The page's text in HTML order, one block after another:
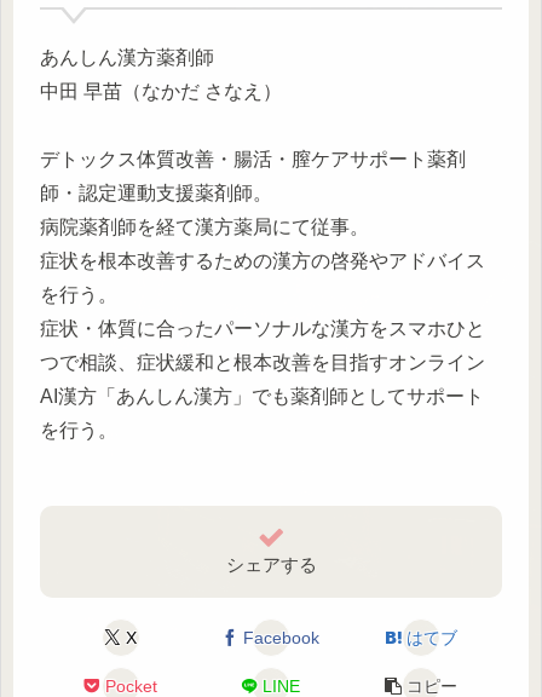
あんしん漢方薬剤師
中田 早苗（なかだ さなえ）
デトックス体質改善・腸活・膣ケアサポート薬剤
師・認定運動支援薬剤師。
病院薬剤師を経て漢方薬局にて従事。
症状を根本改善するための漢方の啓発やアドバイス
を行う。
症状・体質に合ったパーソナルな漢方をスマホひと
つで相談、症状緩和と根本改善を目指すオンライン
AI漢方「あんしん漢方」でも薬剤師としてサポート
を行う。
シェアする
X Facebook はてブ
Pocket LINE コピー